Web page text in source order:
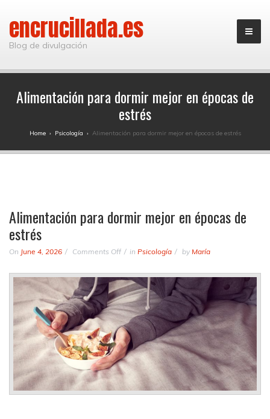
encrucillada.es
Blog de divulgación
Alimentación para dormir mejor en épocas de
estrés
Home› Psicología › Alimentación para dormir mejor en épocas de estrés
Alimentación para dormir mejor en épocas de
estrés
On June 4, 2026 Comments Offon
para
dormir
mejor
en
épocas
de
estrés
in Psicología by María